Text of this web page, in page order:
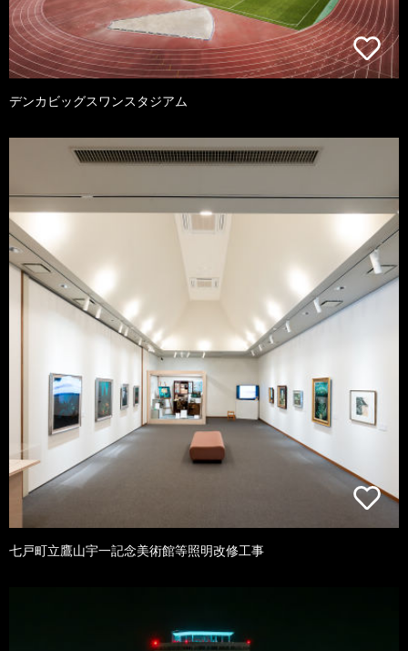
デンカビッグスワンスタジアム
七戸町立鷹山宇一記念美術館等照明改修工事